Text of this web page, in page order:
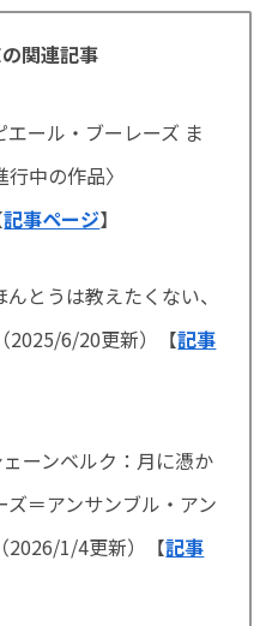
関連記事
エール・ブーレーズ ま
中の作品〉
記事ページ】
んとうは教えたくない、
2025/6/20更新）【記事
ェーンベルク：月に憑か
＝アンサンブル・アン
2026/1/4更新）【記事